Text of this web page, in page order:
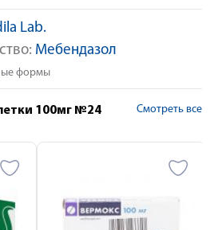
Lab.
Мебендазол
формы
100мг №24 Смотреть все